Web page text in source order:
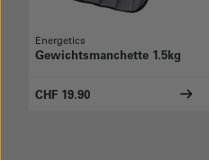
Energetics
Gewichtsmanchette 1.5kg
CHF 19.90